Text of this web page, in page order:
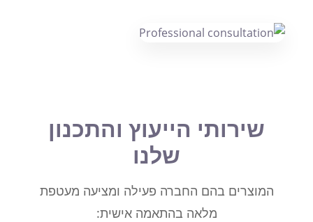
שירותי הייעוץ והתכנון
שלנו
המוצרים בהם החברה פעילה ומציעה מעטפת
מלאה בהתאמה אישית: